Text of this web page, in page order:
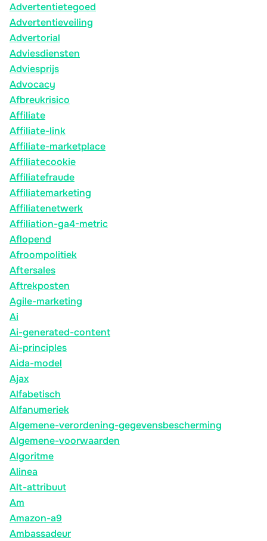
Advertentietegoed
Advertentieveiling
Advertorial
Adviesdiensten
Adviesprijs
Advocacy
Afbreukrisico
Affiliate
Affiliate-link
Affiliate-marketplace
Affiliatecookie
Affiliatefraude
Affiliatemarketing
Affiliatenetwerk
Affiliation-ga4-metric
Aflopend
Afroompolitiek
Aftersales
Aftrekposten
Agile-marketing
Ai
Ai-generated-content
Ai-principles
Aida-model
Ajax
Alfabetisch
Alfanumeriek
Algemene-verordening-gegevensbescherming
Algemene-voorwaarden
Algoritme
Alinea
Alt-attribuut
Am
Amazon-a9
Ambassadeur